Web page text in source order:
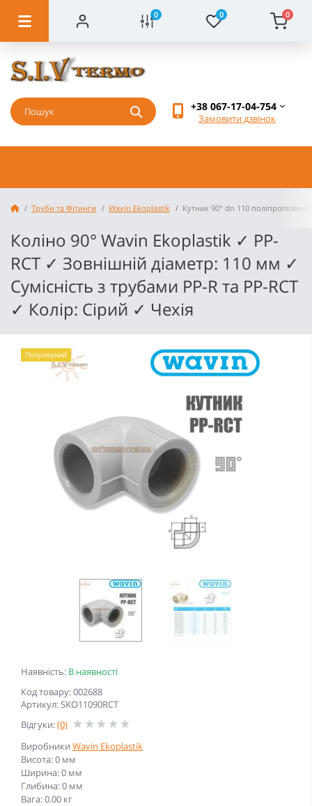
0 0 0
+38 067-17-04-754
Замовити дзвінок
Труби та Фітинги Wavin Ekoplastik Кутник 90° dn 110
Коліно 90° Wavin Ekoplastik ✓ PP-
RCT ✓ Зовнішній діаметр: 110 мм ✓
Сумісність з трубами PP-R та PP-RCT
✓ Колір: Сірий ✓ Чехія
Наявність: В наявності
Код товару: 002688
Артикул: SKO11090RCT
Відгуки:(0)
Виробники Wavin Ekoplastik
Висота: 0 мм
Ширина: 0 мм
Глибина: 0 мм
Вага: 0.00 кг
Популярний